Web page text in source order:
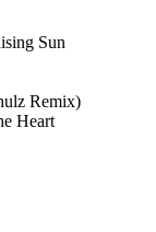
Sun
Remix)
Heart